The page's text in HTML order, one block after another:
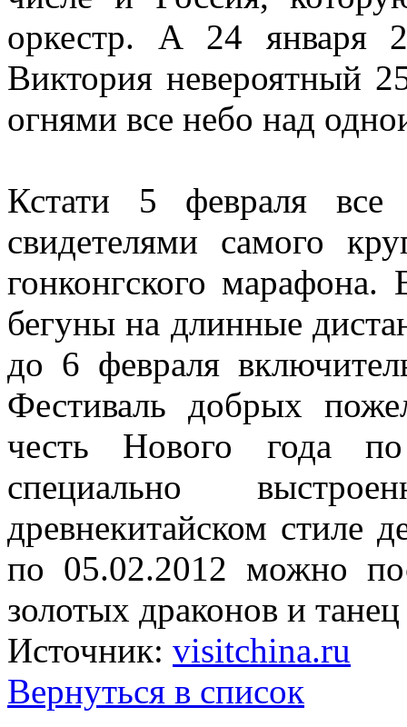
оркестр. А 24 января
Виктория невероятный
огнями все небо над
Кстати 5 февраля
свидетелями самого
гонконгского
бегуны на длинные
до 6 февраля
Фестиваль добрых
честь Нового года
специально
древнекитайском стиле
по 05.02.2012 можно
золотых драконов и танец
Источник: visitchina.ru
Вернуться в список